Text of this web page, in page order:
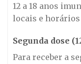
12 a 18 anos
locais e horários
Segunda dose
Para receber a